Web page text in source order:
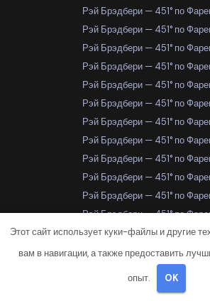
Рэй Брэдбери — 451° по
Рэй Брэдбери — 451° по
Рэй Брэдбери — 451° по
Рэй Брэдбери — 451° по
Рэй Брэдбери — 451° по
Рэй Брэдбери — 451° по
Рэй Брэдбери — 451° по
Рэй Брэдбери — 451° по
Рэй Брэдбери — 451° по
Рэй Брэдбери — 451° по
Рэй Брэдбери — 451° по
Рэй Брэдбери — 451° по
Рэй Брэдбери — 451° по
Рэй Брэдбери — 451° по
Рэй Брэдбери — 451° по
Рэй Брэдбери — 451° по
Этот сайт использует куки-файлы и другие
вам в навигации, а также предоставить
опыт. OK